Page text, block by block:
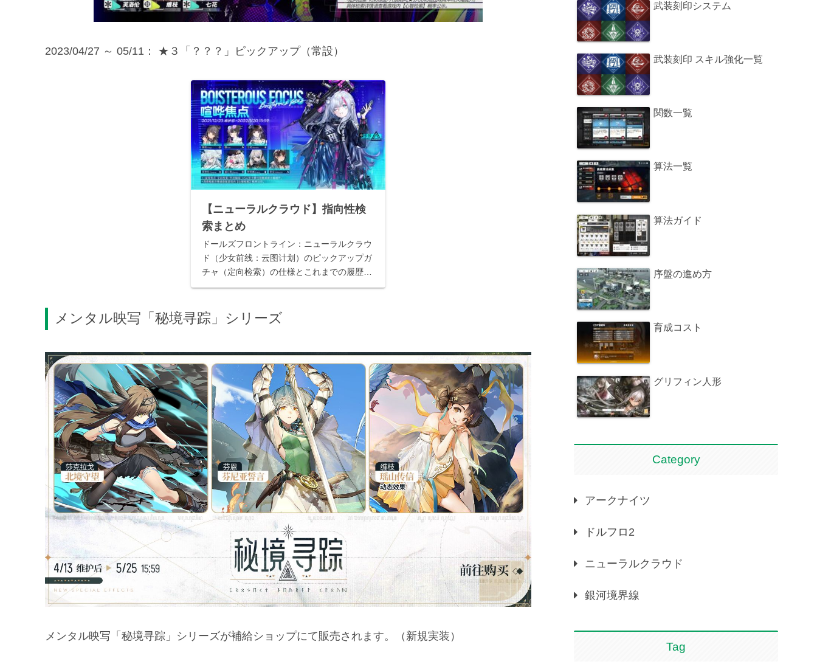
2023/04/27 ～ 05/11： ★３「？？？」ピックアップ（常設）
【ニューラルクラウド】指向性検
索まとめ
ドールズフロントライン：ニューラルクラウ
ド（少女前线：云图计划）のピックアップガ
チャ（定向检索）の仕様とこれまでの履歴の
まとめです。
メンタル映写「秘境寻踪」シリーズ
メンタル映写「秘境寻踪」シリーズが補給ショップにて販売されます。（新規実装）
武装刻印システム
武装刻印 スキル強化一覧
関数一覧
算法一覧
算法ガイド
序盤の進め方
育成コスト
グリフィン人形
Category
アークナイツ
ドルフロ2
ニューラルクラウド
銀河境界線
Tag